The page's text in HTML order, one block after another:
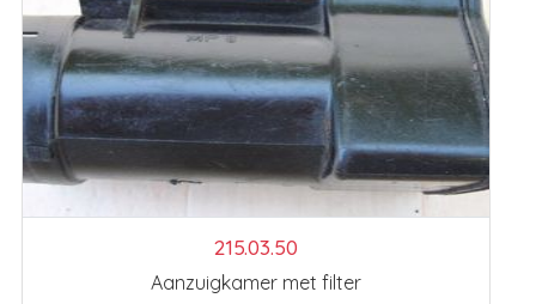
215.03.50
Aanzuigkamer met filter